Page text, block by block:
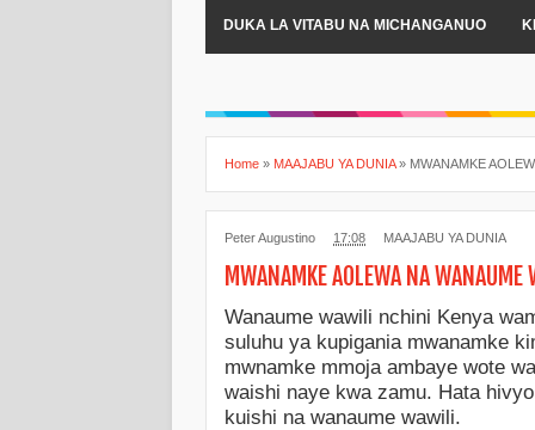
DUKA LA VITABU NA MICHANGANUO
Home » MAAJABU YA DUNIA» MWANAMKE
Peter Augustino 17:08 MAAJABU YA DUNIA
MWANAMKE AOLEWA NA WANAUME
Wanaume wawili nchini Kenya
suluhu ya kupigania mwanamke
mwnamke mmoja ambaye wote
waishi naye kwa zamu. Hata
kuishi na wanaume wawili.